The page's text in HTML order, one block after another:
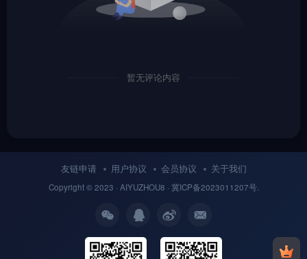
暂无评论内容
友链申请 用户协议 会员协议 关于我们
Copyright © 2023 · AIYUZHOU8 · 冀ICP备2023011207号.